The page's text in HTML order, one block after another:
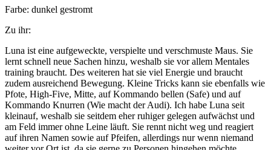
Farbe: dunkel gestromt
Zu ihr:
Luna ist eine aufgeweckte, verspielte und verschmuste Maus. Sie
lernt schnell neue Sachen hinzu, weshalb sie vor allem Mentales
training braucht. Des weiteren hat sie viel Energie und braucht
zudem ausreichend Bewegung. Kleine Tricks kann sie ebenfalls wie
Pfote, High-Five, Mitte, auf Kommando bellen (Safe) und auf
Kommando Knurren (Wie macht der Audi). Ich habe Luna seit
kleinauf, weshalb sie seitdem eher ruhiger gelegen aufwächst und
am Feld immer ohne Leine läuft. Sie rennt nicht weg und reagiert
auf ihren Namen sowie auf Pfeifen, allerdings nur wenn niemand